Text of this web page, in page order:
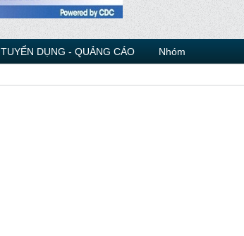
TUYỂN DỤNG - QUẢNG CÁO Nhóm